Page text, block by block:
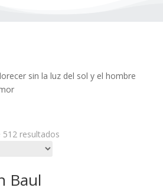
sin la luz del sol y el hombre
resultados
Baul